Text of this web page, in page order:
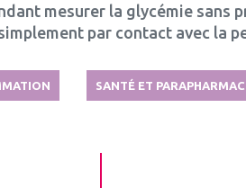
mesurer la glycémie sans
par contact avec la
SANTÉ ET